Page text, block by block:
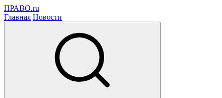
ПРАВО.ru
Главная Новости